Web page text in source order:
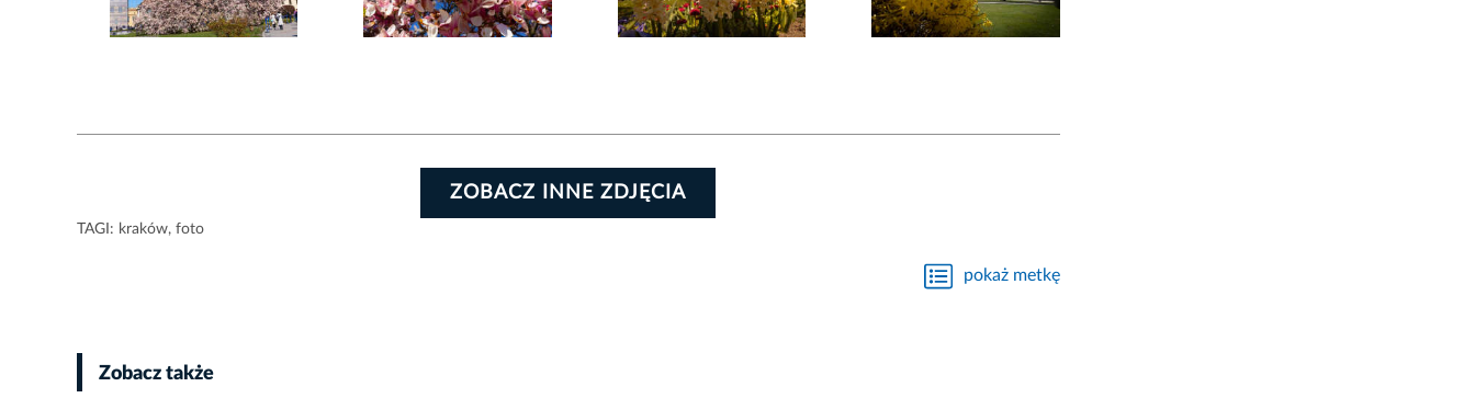
ZOBACZ INNE ZDJĘCIA
TAGI: kraków, foto
pokaż metkę
Zobacz także